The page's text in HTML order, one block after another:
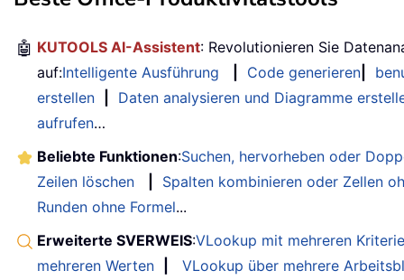
🤖 KUTOOLS AI-Assistent: Revolutionieren Sie
auf:Intelligente Ausführung Code generieren
erstellen
Daten analysieren und Diagramme
aufrufen…
Beliebte Funktionen:Suchen, hervorheben oder
Zeilen löschen
Spalten kombinieren oder Zellen
Runden ohne Formel...
Erweiterte SVERWEIS:VLookup mit mehreren
mehreren Werten
VLookup über mehrere